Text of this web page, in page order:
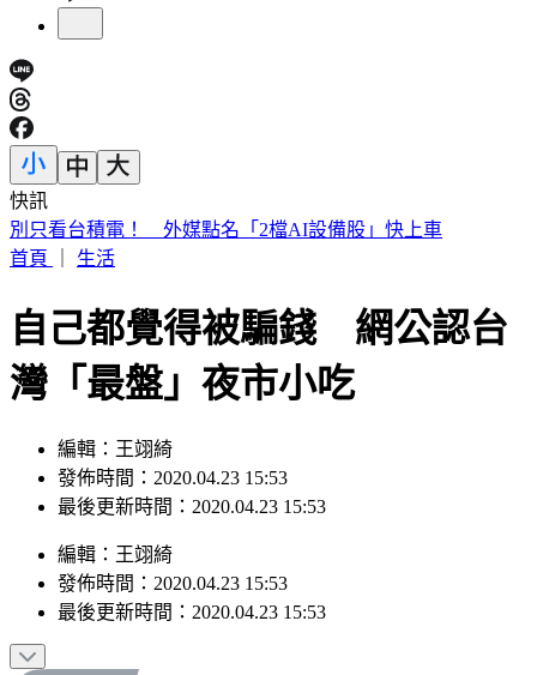
快訊
白海豚暴風圈縮小！掃過北部近海「雨狂炸」 這天才遠離
首頁
生活
自己都覺得被騙錢 網公認台
灣「最盤」夜市小吃
編輯：王翊綺
發佈時間：2020.04.23 15:53
最後更新時間：2020.04.23 15:53
編輯 ： 王翊綺
發佈時間： 2020.04.23 15:53
最後更新時間： 2020.04.23 15:53